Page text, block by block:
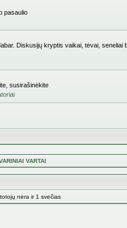
pasaulio
Diskusijų kryptis vaikai, tėvai, seneliai
susirašinėkite
VARTAI
nėra ir 1 svečias